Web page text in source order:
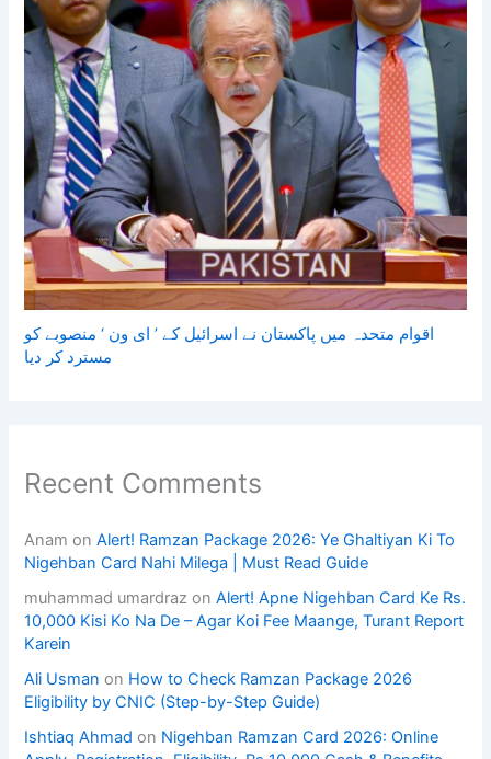
اقوام متحدہ میں پاکستان نے اسرائیل کے ’ ای ون ‘ منصوبے کو
مسترد کر دیا
Recent Comments
Anam onAlert! Ramzan Package 2026: Ye Ghaltiyan Ki To
Nigehban Card Nahi Milega | Must Read Guide
muhammad umardraz onAlert! Apne Nigehban Card Ke Rs.
10,000 Kisi Ko Na De – Agar Koi Fee Maange, Turant Report
Karein
Ali Usman on How to Check Ramzan Package 2026
Eligibility by CNIC (Step-by-Step Guide)
Ishtiaq Ahmad on Nigehban Ramzan Card 2026: Online